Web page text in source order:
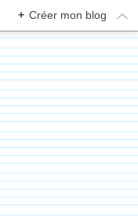
+ Créer mon blog